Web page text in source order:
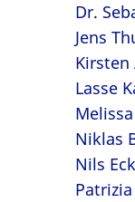
Dr.
Jens
Kirsten
Lasse
Niklas
Nils